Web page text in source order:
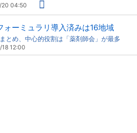
20 04:50
ォーミュラリ導入済みは16地域
とめ、中心的役割は「薬剤師会」が最多
12:00